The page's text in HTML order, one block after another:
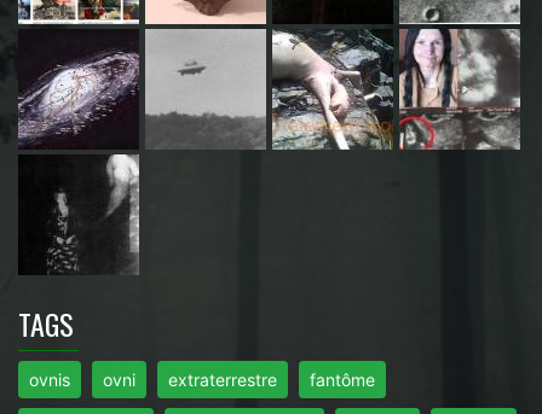
TAGS
ovnis ovni extraterrestre fantôme